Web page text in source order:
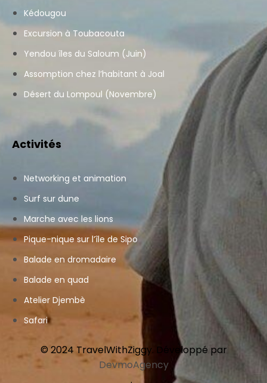
Kédougou
Excursion à Toubacouta
Yendou îles du Saloum (Juin)
Assomption chez l’habitant à Joal
Désert du Lompoul (Novembre)
Activités
Networking et animation
Surf sur dune
Marche avec les lions
Pique-nique sur l’île de Sipo
Balade en dromadaire
Balade en quad
Atelier Djembè
Safari
© 2024 TravelWithZiggy. Développé par
DevmoAgency
.